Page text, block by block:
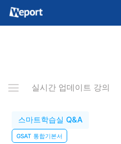
사항 실시간 업데이트 강의
스마트학습실 Q&A
GSAT 통합기본서